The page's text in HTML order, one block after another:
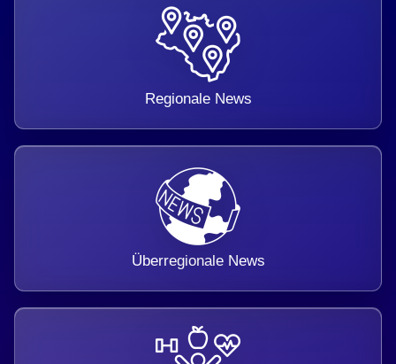
Regionale News
Überregionale News